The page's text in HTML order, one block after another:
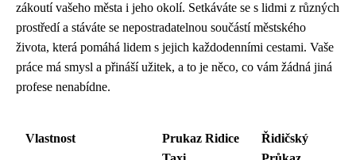
zákoutí vašeho města i jeho okolí. Setkáváte se s lidmi z různých
prostředí a stáváte se nepostradatelnou součástí městského
života, která pomáhá lidem s jejich každodenními cestami. Vaše
práce má smysl a přináší užitek, a to je něco, co vám žádná jiná
profese nenabídne.
Vlastnost
Prukaz Ridice
Řidičský